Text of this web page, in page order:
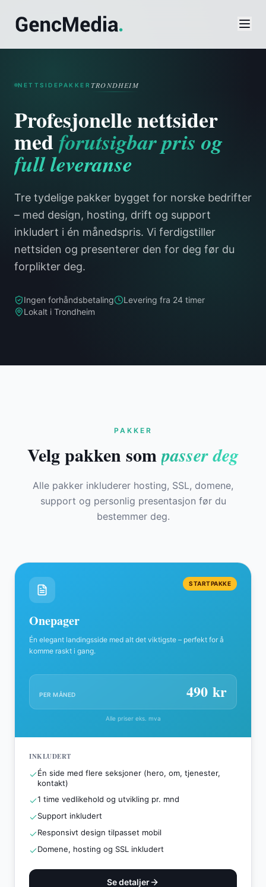
Verktøy
SEO-sjekk
Priskalkulator
Favicon-generator
Palett-generator
NETTSIDEPAKKER TRONDHEIM
Profesjonelle nettsider
medforutsigbar pris og
full leveranse
Tre tydelige pakker bygget for norske bedrifter
– med design, hosting, drift og support
inkludert i én månedspris. Vi ferdigstiller
nettsiden og presenterer den for deg før du
forplikter deg.
Ingen forhåndsbetaling
Levering fra 24 timer
Lokalt i Trondheim
PAKKER
Velg pakken sompasser deg
Alle pakker inkluderer hosting, SSL, domene,
support og personlig presentasjon før du
bestemmer deg.
STARTPAKKE
Onepager
Én elegant landingsside med alt det viktigste – perfekt for å
komme raskt i gang.
PER MÅNED 490 kr
Alle priser eks. mva
INKLUDERT
Én side med flere seksjoner (hero, om, tjenester,
kontakt)
1 time vedlikehold og utvikling pr. mnd
Support inkludert
Responsivt design tilpasset mobil
Domene, hosting og SSL inkludert
Se detaljer